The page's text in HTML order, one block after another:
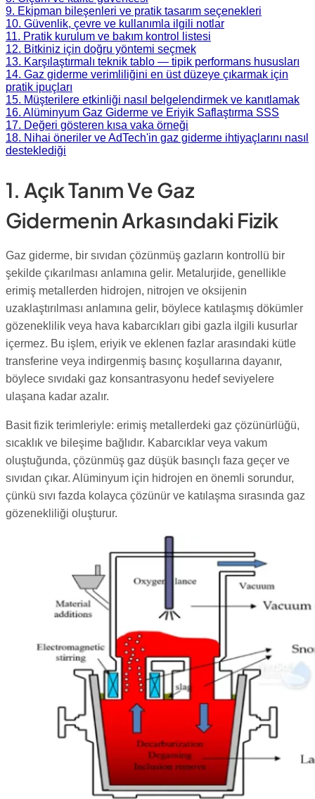
9. Ekipman bileşenleri ve pratik tasarım seçenekleri
10. Güvenlik, çevre ve kullanımla ilgili notlar
11. Pratik kurulum ve bakım kontrol listesi
12. Bitkiniz için doğru yöntemi seçmek
13. Karşılaştırmalı teknik tablo — tipik performans hususları
14. Gaz giderme verimliliğini en üst düzeye çıkarmak için
pratik ipuçları
15. Müşterilere etkinliği nasıl belgelendirmek ve kanıtlamak
16. Alüminyum Gaz Giderme ve Eriyik Saflaştırma SSS
17. Değeri gösteren kısa vaka örneği
18. Nihai öneriler ve AdTech'in gaz giderme ihtiyaçlarını nasıl
desteklediği
1. Açık Tanım Ve Gaz
Gidermenin Arkasındaki Fizik
Gaz giderme, bir sıvıdan çözünmüş gazların kontrollü bir
şekilde çıkarılması anlamına gelir. Metalurjide, genellikle
erimiş metallerden hidrojen, nitrojen ve oksijenin
uzaklaştırılması anlamına gelir, böylece katılaşmış dökümler
gözeneklilik veya hava kabarcıkları gibi gazla ilgili kusurlar
içermez. Bu işlem, eriyik ve eklenen fazlar arasındaki kütle
transferine veya indirgenmiş basınç koşullarına dayanır,
böylece sıvıdaki gaz konsantrasyonu hedef seviyelere
ulaşana kadar azalır.
Basit fizik terimleriyle: erimiş metallerdeki gaz çözünürlüğü,
sıcaklık ve bileşime bağlıdır. Kabarcıklar veya vakum
oluştuğunda, çözünmüş gaz düşük basınçlı faza geçer ve
sıvıdan çıkar. Alüminyum için hidrojen en önemli sorundur,
çünkü sıvı fazda kolayca çözünür ve katılaşma sırasında gaz
gözenekliliği oluşturur.